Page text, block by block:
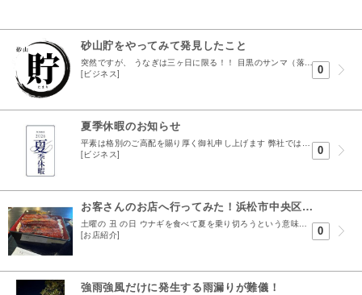
砂山貯をやってみて発見したこと
突然ですが、 うなぎは三ヶ日に限る！！ 目黒のサンマ（落語）のオチに使われる言葉をいじりましたが 三ヶ日町はうなぎの名店が多いです 浜松市街にも名店はありますが正直アレ？みたいな店も個人的にはあ...
[ビジネス]
0
夏季休暇のお知らせ
平素は格別のご高配を賜り厚く御礼申し上げます 弊社では誠に勝手ではございますが下記日程を夏季休業とさせていただきます 2026年8月9日から2026年8月14日 期間中頂きましたお問い合わせに...
[ビジネス]
0
お客さんのお店へ行ってみた！浜松市中央区高丘西3丁目にオープンした うなぎ架楽さんへ
土曜の 丑 の日 ウナギを食べて夏を乗り切ろうという意味で広く知られている丑の日。 かくいう私もウナギが好きなのでアチコチ食べに行くのですが どっかのお店だったかこの土用の丑の日について諸説あ...
[お店紹介]
0
強雨強風だけに発生する雨漏りが難儀！